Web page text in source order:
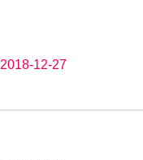
2018-12-27